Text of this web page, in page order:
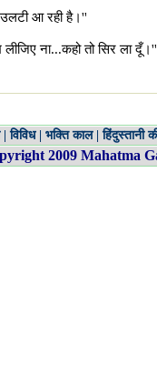
आ रही है।''
ना...कहो तो सिर ला दूँ।''
|विविध| भक्ति काल|हिंदुस्तानी
2009 Mahatma